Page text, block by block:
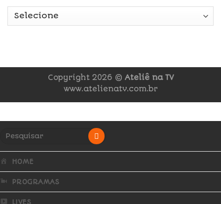
Copyright 2026 © Ateliê na TV
www.atelienatv.com.br
HOME
PROGRAMAS
LIVES